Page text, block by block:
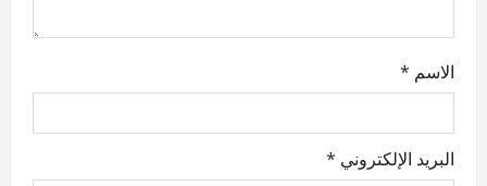
الاسم *
البريد الإلكتروني *